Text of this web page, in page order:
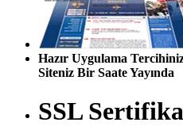
Hazır Uygulama
Siteniz Bir Saate Yayında
SSL